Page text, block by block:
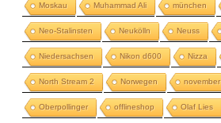
Moskau Muhammad Ali münchen
Neo-Stalinsten Neukölln Neuss
Niedersachsen Nikon d600 Nizza
North Stream 2 Norwegen november
Oberpollinger offlineshop Olaf Lies